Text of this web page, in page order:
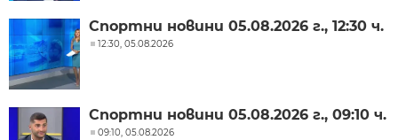
Спортни новини 05.08.2026 г., 12:30 ч.
12:30, 05.08.2026
Спортни новини 05.08.2026 г., 09:10 ч.
09:10, 05.08.2026